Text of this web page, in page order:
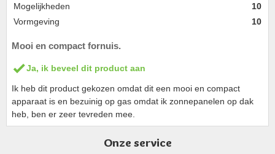
Mogelijkheden
10
Vormgeving
10
Mooi en compact fornuis.
Ja, ik beveel dit product aan
Ik heb dit product gekozen omdat dit een mooi en compact
apparaat is en bezuinig op gas omdat ik zonnepanelen op dak
heb, ben er zeer tevreden mee.
Onze service